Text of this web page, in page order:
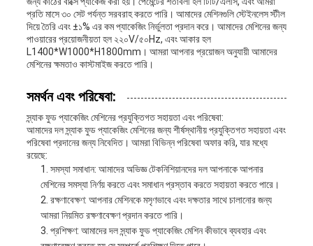
প্রতি মাসে ৩০ সেট পর্যন্ত সরবরাহ করতে পারি। আমাদের মেশিনগুলি স্টেইনলেস স্টীল
দিয়ে তৈরি এবং ±১% এর কম প্যাকেজিং নির্ভুলতা প্রদান করে। আমাদের মেশিনের জন্য
পাওয়ারের প্রয়োজনীয়তা হল ২২০V/৫০Hz, এবং আকার হল
L1400*W1000*H1800mm। আমরা আপনার প্রয়োজন অনুযায়ী আমাদের
মেশিনের ক্ষমতাও কাস্টমাইজ করতে পারি।
সমর্থন এবং পরিষেবা:
স্ন্যাক ফুড প্যাকেজিং মেশিনের প্রযুক্তিগত সহায়তা এবং পরিষেবা:
আমাদের দল স্ন্যাক ফুড প্যাকেজিং মেশিনের জন্য শীর্ষস্থানীয় প্রযুক্তিগত সহায়তা এবং
পরিষেবা প্রদানের জন্য নিবেদিত। আমরা বিভিন্ন পরিষেবা অফার করি, যার মধ্যে
রয়েছে:
সমস্যা সমাধান: আমাদের অভিজ্ঞ টেকনিশিয়ানদের দল আপনাকে আপনার
মেশিনের সমস্যা নির্ণয় করতে এবং সমাধান প্রস্তাব করতে সহায়তা করতে পারে।
রক্ষণাবেক্ষণ: আপনার মেশিনকে মসৃণভাবে এবং দক্ষতার সাথে চালানোর জন্য
আমরা নিয়মিত রক্ষণাবেক্ষণ প্রদান করতে পারি।
প্রশিক্ষণ: আমাদের দল স্ন্যাক ফুড প্যাকেজিং মেশিন কীভাবে ব্যবহার এবং